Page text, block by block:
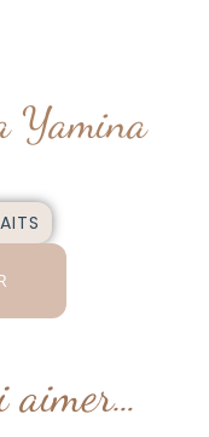
Yamina
aimer…